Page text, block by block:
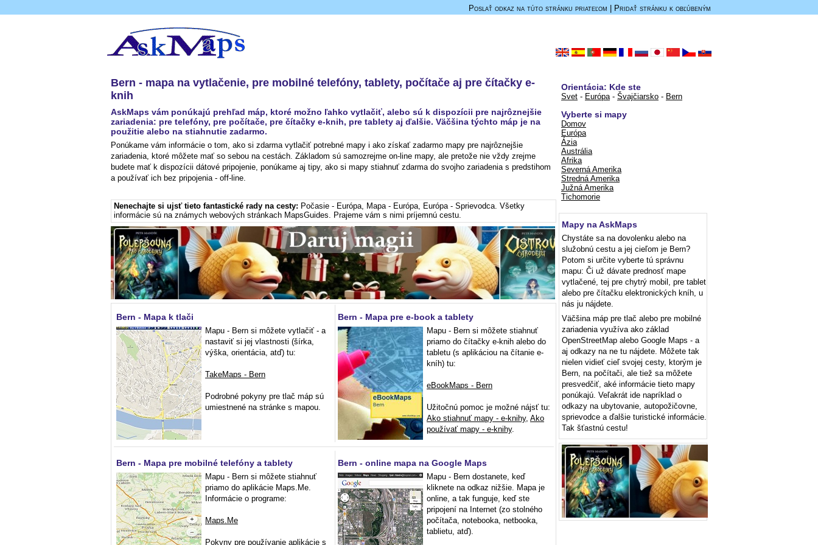
Poslať odkaz na túto stránku priateľom Pridať stránku k obľúbeným
Bern - mapa na vytlačenie, pre mobilné telefóny, tablety, počítače aj pre čítačky e-
knih
AskMaps vám ponúkajú prehľad máp, ktoré možno ľahko vytlačiť, alebo sú k dispozícii pre najrôznejšie
zariadenia: pre telefóny, pre počítače, pre čítačky e-knih, pre tablety aj ďalšie. Väčšina týchto máp je na
použitie alebo na stiahnutie zadarmo.
Ponúkame vám informácie o tom, ako si zdarma vytlačiť potrebné mapy i ako získať zadarmo mapy pre najrôznejšie
zariadenia, ktoré môžete mať so sebou na cestách. Základom sú samozrejme on-line mapy, ale pretože nie vždy zrejme
budete mať k dispozícii dátové pripojenie, ponúkame aj tipy, ako si mapy stiahnuť zdarma do svojho zariadenia s predstihom
a používať ich bez pripojenia - off-line.
Nenechajte si ujsť tieto fantastické rady na cesty: Počasie - Európa, Mapa - Európa, Európa - Sprievodca. Všetky
informácie sú na známych webových stránkach MapsGuides. Prajeme vám s nimi príjemnú cestu.
Bern - Mapa k tlači
Mapu - Bern si môžete vytlačiť - a
nastaviť si jej vlastnosti (šírka,
výška, orientácia, atď) tu:
TakeMaps - Bern
Podrobné pokyny pre tlač máp sú
umiestnené na stránke s mapou.
Bern - Mapa pre e-book a tablety
Mapu - Bern si môžete stiahnuť
priamo do čítačky e-knih alebo do
tabletu (s aplikáciou na čítanie e-
kníh) tu:
eBookMaps - Bern
Užitočnú pomoc je možné nájsť tu:
Ako stiahnuť mapy - e-knihy, Ako
používať mapy - e-knihy.
Bern - Mapa pre mobilné telefóny a tablety
Mapu - Bern si môžete stiahnuť
priamo do aplikácie Maps.Me.
Informácie o programe:
Maps.Me
Pokyny pre používanie aplikácie s
Bern - online mapa na Google Maps
Mapu - Bern dostanete, keď
kliknete na odkaz nižšie. Mapa je
online, a tak funguje, keď ste
pripojení na Internet (zo stolného
počítača, notebooka, netbooka,
tablietu, atď).
Orientácia: Kde ste
Svet - Európa- Švajčiarsko - Bern
Vyberte si mapy
Domov
Európa
Ázia
Austrália
Afrika
Severná Amerika
Stredná Amerika
Južná Amerika
Tichomorie
Mapy na AskMaps
Chystáte sa na dovolenku alebo na
služobnú cestu a jej cieľom je Bern?
Potom si určite vyberte tú správnu
mapu: Či už dávate prednosť mape
vytlačené, tej pre chytrý mobil, pre tablet
alebo pre čítačku elektronických kníh, u
nás ju nájdete.
Väčšina máp pre tlač alebo pre mobilné
zariadenia využíva ako základ
OpenStreetMap alebo Google Maps - a
aj odkazy na ne tu nájdete. Môžete tak
nielen vidieť cieľ svojej cesty, ktorým je
Bern, na počítači, ale tiež sa môžete
presvedčiť, aké informácie tieto mapy
ponúkajú. Veľakrát ide napríklad o
odkazy na ubytovanie, autopožičovne,
sprievodce a ďalšie turistické informácie.
Tak šťastnú cestu!